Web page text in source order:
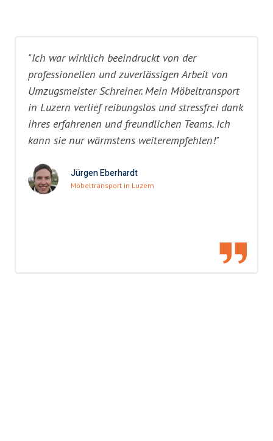
"Ich war wirklich beeindruckt von der
professionellen und zuverlässigen Arbeit von
Umzugsmeister Schreiner. Mein Möbeltransport
in Luzern verlief reibungslos und stressfrei dank
ihres erfahrenen und freundlichen Teams. Ich
kann sie nur wärmstens weiterempfehlen!"
Jürgen Eberhardt
Möbeltransport in Luzern